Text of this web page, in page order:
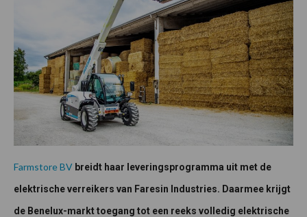
Farmstore BV breidt haar leveringsprogramma uit met de
elektrische verreikers van Faresin Industries. Daarmee krijgt
de Benelux-markt toegang tot een reeks volledig elektrische